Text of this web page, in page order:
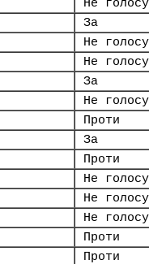
Не
За
Не
Не
За
Не
Проти
За
Проти
Не
Не
Не
Проти
Проти